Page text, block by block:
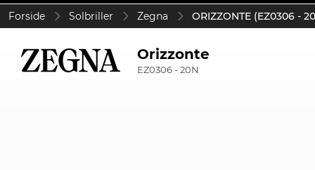
Forside Solbriller Zegna ORIZZONTE (EZ0306 -
Orizzonte
EZ0306 - 20N